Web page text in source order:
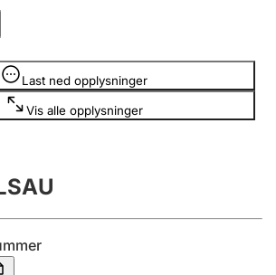
slette
Last ned opplysninger
Vis alle opplysninger